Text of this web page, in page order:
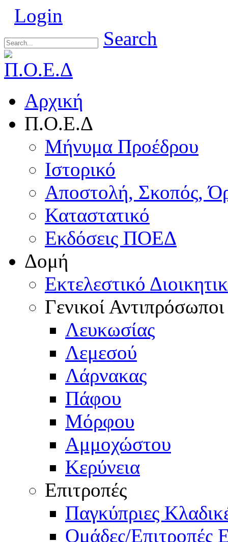
Login
Search
Αρχική
Π.Ο.Ε.Δ
Μήνυμα Προέδρου
Ιστορικό
Αποστολή, Σκοπός,
Καταστατικό
Εκδόσεις ΠΟΕΔ
Δομή
Εκτελεστικό
Γενικοί Αντιπρόσωποι
Λευκωσίας
Λεμεσού
Λάρνακας
Πάφου
Μόρφου
Αμμοχώστου
Κερύνεια
Επιτροπές
Παγκύπριες
Ομάδες/Επιτροπές